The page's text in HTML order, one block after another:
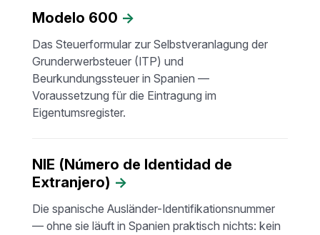
Modelo 600 →
Das Steuerformular zur Selbstveranlagung der
Grunderwerbsteuer (ITP) und
Beurkundungssteuer in Spanien —
Voraussetzung für die Eintragung im
Eigentumsregister.
NIE (Número de Identidad de
Extranjero) →
Die spanische Ausländer-Identifikationsnummer
— ohne sie läuft in Spanien praktisch nichts: kein